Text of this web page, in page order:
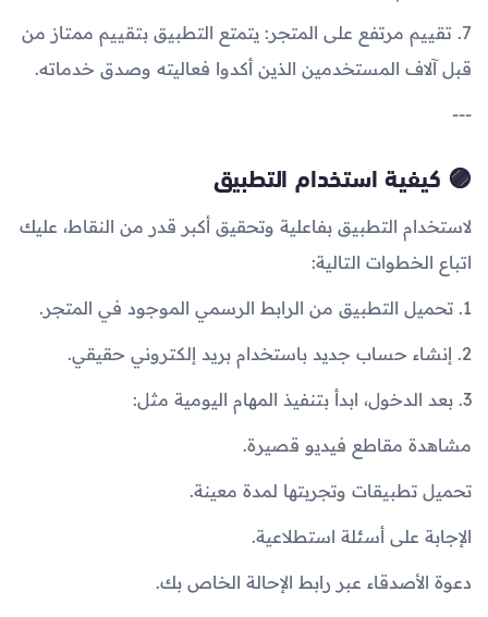
7. تقييم مرتفع على المتجر: يتمتع التطبيق بتقييم ممتاز من
قبل آلاف المستخدمين الذين أكدوا فعاليته وصدق خدماته.
---
🟣 كيفية استخدام التطبيق
لاستخدام التطبيق بفاعلية وتحقيق أكبر قدر من النقاط، عليك
اتباع الخطوات التالية:
1. تحميل التطبيق من الرابط الرسمي الموجود في المتجر.
2. إنشاء حساب جديد باستخدام بريد إلكتروني حقيقي.
3. بعد الدخول، ابدأ بتنفيذ المهام اليومية مثل:
مشاهدة مقاطع فيديو قصيرة.
تحميل تطبيقات وتجربتها لمدة معينة.
الإجابة على أسئلة استطلاعية.
دعوة الأصدقاء عبر رابط الإحالة الخاص بك.